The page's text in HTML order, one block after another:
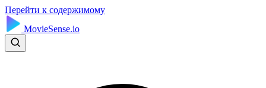
Перейти к содержимому
MovieSense.io